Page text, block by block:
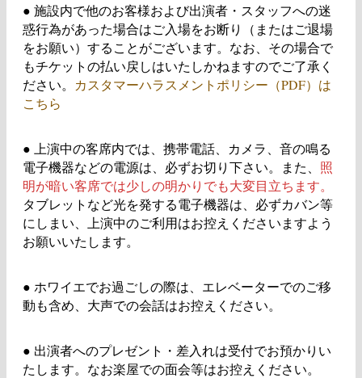
● 施設内で他のお客様および出演者・スタッフへの迷
惑行為があった場合はご入場をお断り（またはご退場
をお願い）することがございます。なお、その場合で
もチケットの払い戻しはいたしかねますのでご了承く
ださい。 カスタマーハラスメントポリシー（PDF）は
こちら
● 上演中の客席内では、携帯電話、カメラ、音の鳴る
電子機器などの電源は、必ずお切り下さい。また、 照
明が暗い客席では少しの明かりでも大変目立ちます。
タブレットなど光を発する電子機器は、必ずカバン等
にしまい、上演中のご利用はお控えくださいますよう
お願いいたします。
● ホワイエでお過ごしの際は、エレベーターでのご移
動も含め、大声での会話はお控えください。
● 出演者へのプレゼント・差入れは受付でお預かりい
たします。なお楽屋での面会等はお控えください。